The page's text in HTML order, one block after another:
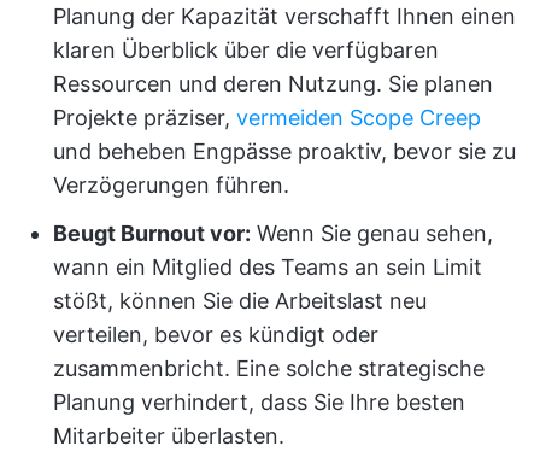
Planung der Kapazität verschafft Ihnen einen
klaren Überblick über die verfügbaren
Ressourcen und deren Nutzung. Sie planen
Projekte präziser, vermeiden Scope Creep
und beheben Engpässe proaktiv, bevor sie zu
Verzögerungen führen.
Beugt Burnout vor: Wenn Sie genau sehen,
wann ein Mitglied des Teams an sein Limit
stößt, können Sie die Arbeitslast neu
verteilen, bevor es kündigt oder
zusammenbricht. Eine solche strategische
Planung verhindert, dass Sie Ihre besten
Mitarbeiter überlasten.